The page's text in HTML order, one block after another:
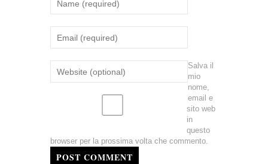
Salva il
mio
nome,
email e
sito web
in
questo
browser per la prossima volta che commento.
POST COMMENT